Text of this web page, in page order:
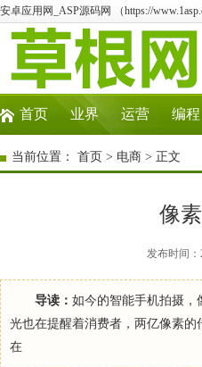
安卓应用网_ASP源码网 （https://
首页 业界 运营 编程
当前位置： 首页 > 电商 > 正文
像
发布时间：
导读： 如今的智能手机拍摄，
光也在提醒着消费者，两亿像素
在